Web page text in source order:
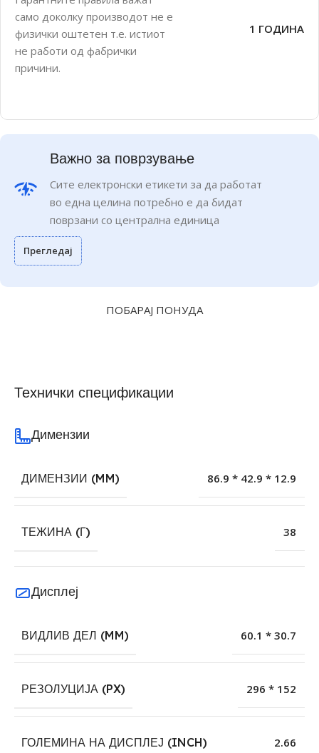
само доколку производот не е
физички оштетен т.е. истиот
не работи од фабрички
причини.
1 ГОДИНА
Важно за поврзување
Сите електронски етикети за да работат
во една целина потребно е да бидат
поврзани со централна единица
Прегледај
ПОБАРАЈ ПОНУДА
Технички спецификации
Димензии
ДИМЕНЗИИ (MM) 86.9 * 42.9 * 12.9
ТЕЖИНА (Г) 38
Дисплеј
ВИДЛИВ ДЕЛ (MM) 60.1 * 30.7
РЕЗОЛУЦИЈА (PX) 296 * 152
ГОЛЕМИНА НА ДИСПЛЕЈ (INCH) 2.66